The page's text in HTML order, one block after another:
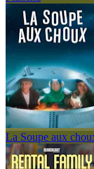
La Soupe aux